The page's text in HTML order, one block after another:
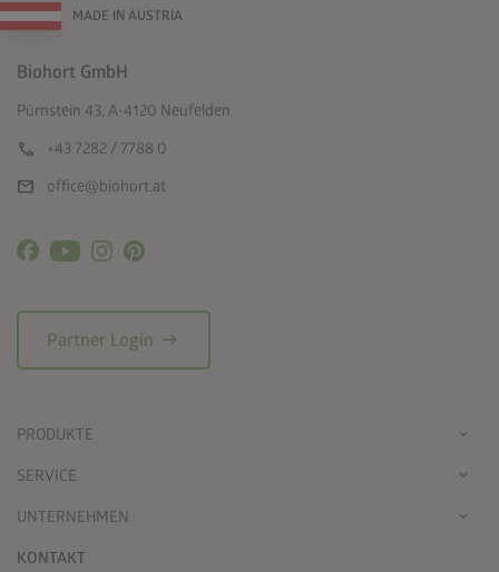
MADE IN AUSTRIA
Biohort GmbH
Pürnstein 43, A-4120 Neufelden
call +43 7282 / 7788 0
mail office@biohort.at
Partner Login arrow_right_alt
PRODUKTE
SERVICE
UNTERNEHMEN
KONTAKT